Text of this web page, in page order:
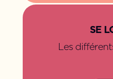
SE
Les